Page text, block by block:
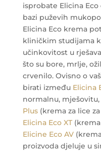
isprobate Elicina
bazi puževih
Elicina Eco krema
kliničkim studijama
učinkovitost u
što su bore, mrlje,
crvenilo. Ovisno o
birati između Elicina
normalnu, mješovitu,
Plus(krema za lice
Elicina Eco XT(krema
Elicine Eco AV
proizvoda djeluje u